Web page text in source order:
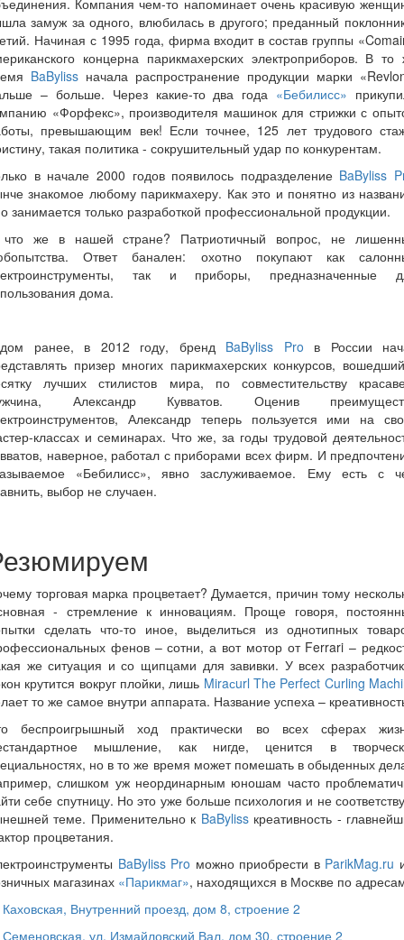
Компания чем-то напоминает очень красивую
замуж за одного, влюбилась в другого; преданный
Начиная с 1995 года, фирма входит в состав группы
концерна парикмахерских электроприборов. В то
BaByliss начала распространение продукции марки
– больше. Через какие-то два года «Бебилисс»
«Форфекс», производителя машинок для стрижки с
превышающим век! Если точнее, 125 лет трудового
такая политика - сокрушительный удар по конкурентам.
в начале 2000 годов появилось подразделение BaByliss
знакомое любому парикмахеру. Как это и понятно из
занимается только разработкой профессиональной продукции.
же в нашей стране? Патриотичный вопрос, не
Ответ банален: охотно покупают как
так и приборы, предназначенные
дома.
ранее, в 2012 году, бренд BaByliss Pro в России
призер многих парикмахерских конкурсов,
лучших стилистов мира, по совместительству
Александр Кувватов. Оценив
Александр теперь пользуется ими на
классах и семинарах. Что же, за годы трудовой
наверное, работал с приборами всех фирм. И
«Бебилисс», явно заслуживаемое. Ему есть с
выбор не случаен.
торговая марка процветает? Думается, причин тому
- стремление к инновациям. Проще говоря,
сделать что-то иное, выделиться из однотипных
фенов – сотни, а вот мотор от Ferrari –
же ситуация и со щипцами для завивки. У всех
крутится вокруг плойки, лишь Miraсurl The Perfect Curling
то же самое внутри аппарата. Название успеха –
беспроигрышный ход практически во всех сферах
мышление, как нигде, ценится в
но в то же время может помешать в обыденных
слишком уж неординарным юношам часто
себе спутницу. Но это уже больше психология и не
теме. Применительно к BaBylissкреативность -
процветания.
BaByliss Pro можно приобрести в ParikMag.ru
магазинах «Парикмаг», находящихся в Москве по
Внутренний проезд, дом 8, строение 2
ул. Измайловский Вал, дом 30, строение 2